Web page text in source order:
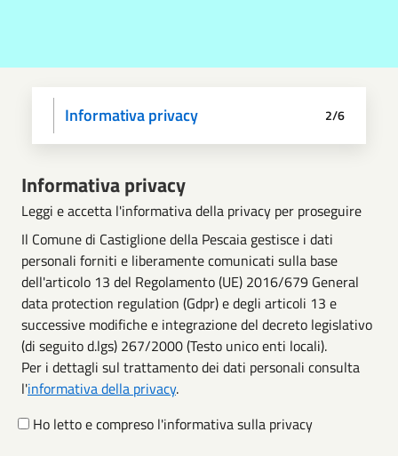
Scegli operazione
Informativa privacy
Scegli il pagamento
Dati anagrafici
Paga
Riepilogo 2/6
Informativa privacy
Leggi e accetta l'informativa della privacy per proseguire
Il Comune di Castiglione della Pescaia gestisce i dati
personali forniti e liberamente comunicati sulla base
dell'articolo 13 del Regolamento (UE) 2016/679 General
data protection regulation (Gdpr) e degli articoli 13 e
successive modifiche e integrazione del decreto legislativo
(di seguito d.lgs) 267/2000 (Testo unico enti locali).
Per i dettagli sul trattamento dei dati personali consulta
l'informativa della privacy.
Ho letto e compreso l'informativa sulla privacy